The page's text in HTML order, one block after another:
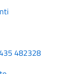
482328